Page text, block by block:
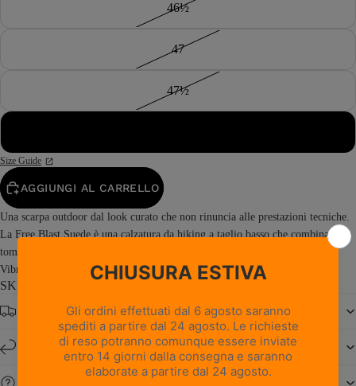
46½
47
47½
Size Guide
AGGIUNGI AL CARRELLO
Una scarpa outdoor dal look curato che non rinuncia alle prestazioni tecniche.
La Free Blast Suede è una calzatura da hiking a taglio basso che combina una
tomaia in pelle scamosciata con la stabilità e l’elevata aderenza della suola
Vibram® Junko. Prodotta in Italia, Free...
Read more
SKU: 0217PM1M-RI
Spedizione gratuita da € 150
Resi e cambi entro 14 giorni